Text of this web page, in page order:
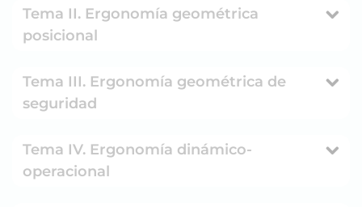
Tema II. Ergonomía geométrica
posicional
Tema III. Ergonomía geométrica de
seguridad
Tema IV. Ergonomía dinámico-
operacional